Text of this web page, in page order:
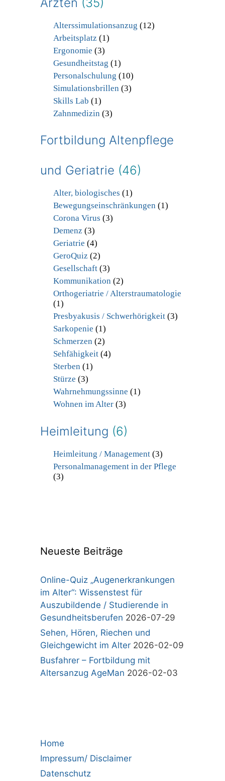
Alterssimulationsanzug (12)
Arbeitsplatz (1)
Ergonomie (3)
Gesundheitstag (1)
Personalschulung (10)
Simulationsbrillen (3)
Skills Lab (1)
Zahnmedizin (3)
Fortbildung Altenpflege
und Geriatrie (46)
Alter, biologisches (1)
Bewegungseinschränkungen (1)
Corona Virus (3)
Demenz (3)
Geriatrie (4)
GeroQuiz (2)
Gesellschaft(3)
Kommunikation (2)
Orthogeriatrie / Alterstraumatologie
(1)
Presbyakusis / Schwerhörigkeit(3)
Sarkopenie (1)
Schmerzen (2)
Sehfähigkeit(4)
Sterben (1)
Stürze (3)
Wahrnehmungssinne (1)
Wohnen im Alter(3)
Heimleitung (6)
Heimleitung / Management(3)
Personalmanagement in der Pflege
(3)
Neueste Beiträge
Online-Quiz „Augenerkrankungen
im Alter“: Wissenstest für
Auszubildende / Studierende in
Gesundheitsberufen 2026-07-29
Sehen, Hören, Riechen und
Gleichgewicht im Alter 2026-02-09
Busfahrer – Fortbildung mit
Altersanzug AgeMan 2026-02-03
Home
Impressum/ Disclaimer
Datenschutz